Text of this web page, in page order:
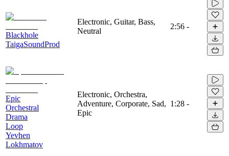
Blackhole
TaigaSoundProd
Electronic, Guitar, Bass,
Neutral
2:56 -
Epic
Orchestral
Drama
Loop
Yevhen
Lokhmatov
Electronic, Orchestra,
Adventure, Corporate, Sad,
Epic
1:28 -